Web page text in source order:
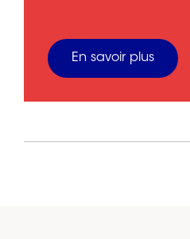
En savoir plus